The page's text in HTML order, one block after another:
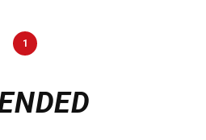
楽器アクセサリ
1